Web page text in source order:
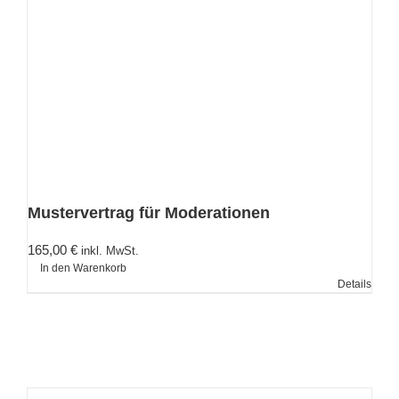
Mustervertrag für Moderationen
165,00 € inkl. MwSt.
In den Warenkorb
Details